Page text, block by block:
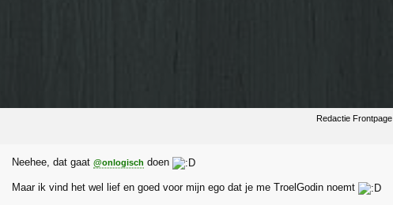
Redactie Frontpage
Neehee, dat gaat @onlogisch doen
Maar ik vind het wel lief en goed voor mijn ego dat je me TroelGodin noemt